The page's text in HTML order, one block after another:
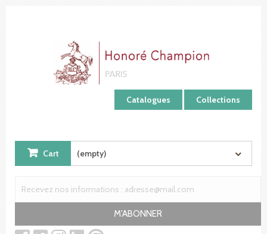
Catalogues Collections
Cart (empty)
M'ABONNER